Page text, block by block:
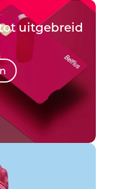
uitgebreid